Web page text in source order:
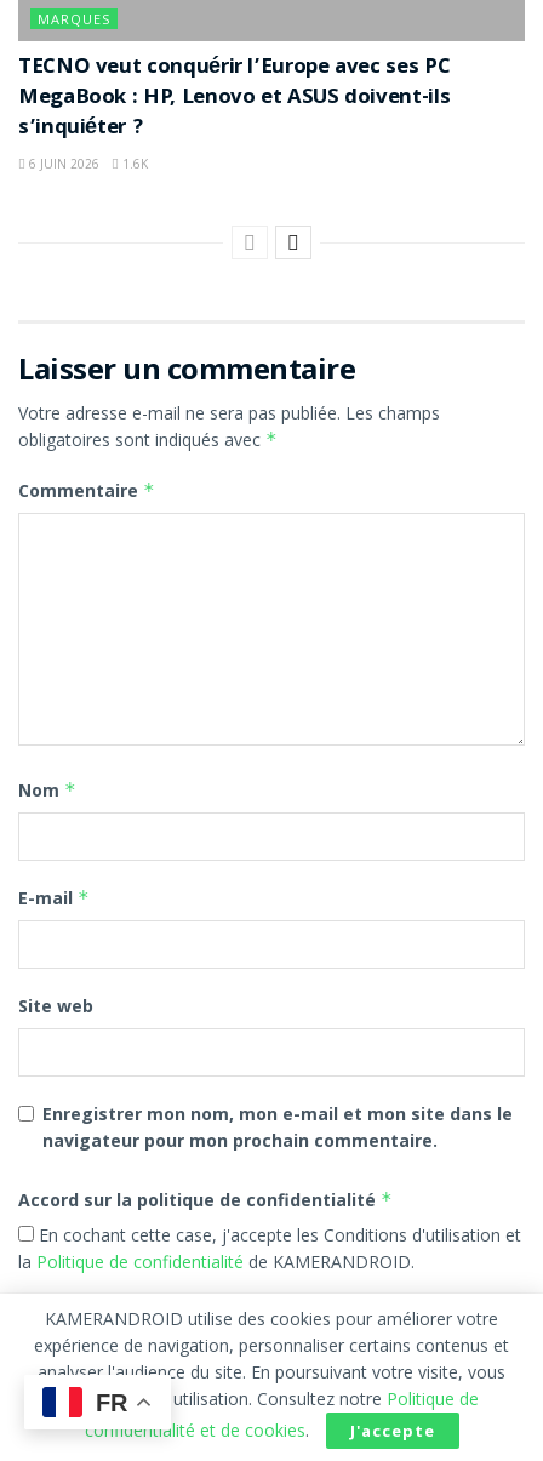
MARQUES
TECNO veut conquérir l’Europe avec ses PC
MegaBook : HP, Lenovo et ASUS doivent-ils
s’inquiéter ?
6 JUIN 2026 1.6K
Laisser un commentaire
Votre adresse e-mail ne sera pas publiée. Les champs
obligatoires sont indiqués avec *
Commentaire *
Nom *
E-mail *
Site web
Enregistrer mon nom, mon e-mail et mon site dans le
navigateur pour mon prochain commentaire.
Accord sur la politique de confidentialité *
En cochant cette case, j'accepte les Conditions d'utilisation et
la Politique de confidentialité de KAMERANDROID.
FR
KAMERANDROID utilise des cookies pour améliorer votre
expérience de navigation, personnaliser certains contenus et
analyser l'audience du site. En poursuivant votre visite, vous
acceptez leur utilisation. Consultez notre Politique de
confidentialité et de cookies. J'accepte